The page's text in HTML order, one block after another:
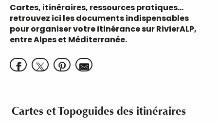
Cartes, itinéraires, ressources pratiques…
retrouvez ici les documents indispensables
pour organiser votre itinérance sur RivierALP,
entre Alpes et Méditerranée.
Cartes et Topoguides des itinéraires